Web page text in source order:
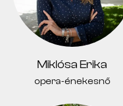
Miklósa Erika
opera-énekesnő